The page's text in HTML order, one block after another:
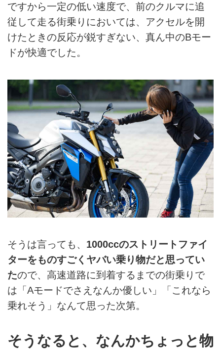
ですから一定の低い速度で、前のクルマに追
従して走る街乗りにおいては、アクセルを開
けたときの反応が鋭すぎない、真ん中のBモー
ドが快適でした。
そうは言っても、 1000ccのストリートファイ
ターをものすごくヤバい乗り物だと思ってい
たので、高速道路に到着するまでの街乗りで
は「Aモードでさえなんか優しい」「これなら
乗れそう」なんて思った次第。
そうなると、なんかちょっと物